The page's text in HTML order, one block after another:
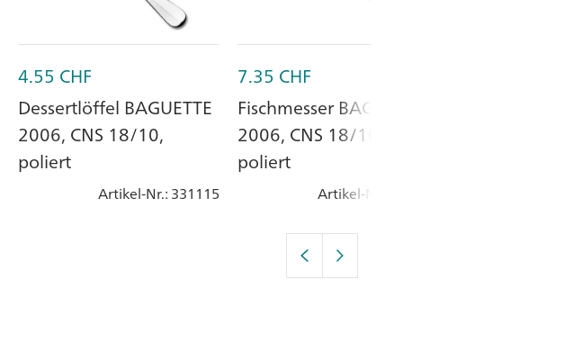
4.55 CHF
Dessertlöffel BAGUETTE
2006, CNS 18/10,
poliert
Artikel-Nr.: 331115
7.35 CHF
Fischmesser BAGUETTE
2006, CNS 18/10,
poliert
Artikel-Nr.